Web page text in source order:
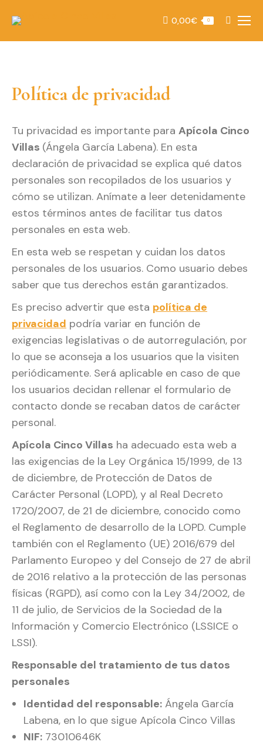
0,00€ 0 Buscar:
Política de privacidad
Tu privacidad es importante para Apícola Cinco
Villas (Ángela García Labena). En esta
declaración de privacidad se explica qué datos
personales son recopilados de los usuarios y
cómo se utilizan. Anímate a leer detenidamente
estos términos antes de facilitar tus datos
personales en esta web.
En esta web se respetan y cuidan los datos
personales de los usuarios. Como usuario debes
saber que tus derechos están garantizados.
Es preciso advertir que esta política de
privacidad podría variar en función de
exigencias legislativas o de autorregulación, por
lo que se aconseja a los usuarios que la visiten
periódicamente. Será aplicable en caso de que
los usuarios decidan rellenar el formulario de
contacto donde se recaban datos de carácter
personal.
Apícola Cinco Villas ha adecuado esta web a
las exigencias de la Ley Orgánica 15/1999, de 13
de diciembre, de Protección de Datos de
Carácter Personal (LOPD), y al Real Decreto
1720/2007, de 21 de diciembre, conocido como
el Reglamento de desarrollo de la LOPD. Cumple
también con el Reglamento (UE) 2016/679 del
Parlamento Europeo y del Consejo de 27 de abril
de 2016 relativo a la protección de las personas
físicas (RGPD), así como con la Ley 34/2002, de
11 de julio, de Servicios de la Sociedad de la
Información y Comercio Electrónico (LSSICE o
LSSI).
Responsable del tratamiento de tus datos
personales
Identidad del responsable: Ángela García
Labena, en lo que sigue Apícola Cinco Villas
NIF: 73010646K